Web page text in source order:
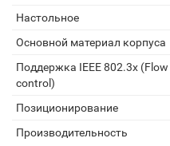
Настольное
Основной материал корпуса
Поддержка IEEE 802.3x (Flow
control)
Позиционирование
Производительность